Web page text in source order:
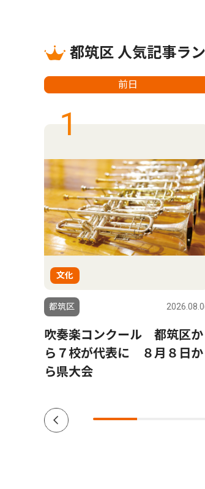
都筑区 人気記事ラ
前日
1
文化
都筑区
吹奏楽コンクール 都筑区か
ら７校が代表に ８月８日か
ら県大会